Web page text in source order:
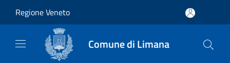
Regione Veneto
Comune di Limana